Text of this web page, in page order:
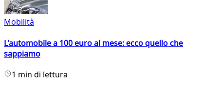
Mobilità
L'automobile a 100 euro al mese: ecco quello che
sappiamo
1 min di lettura